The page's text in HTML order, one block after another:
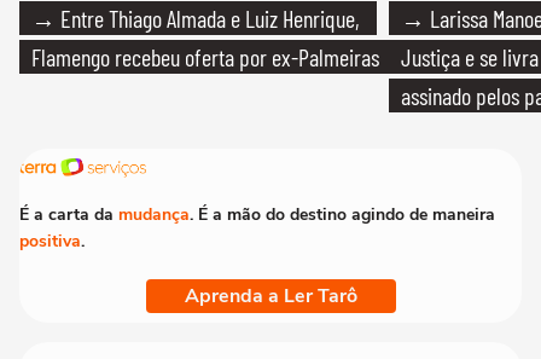
→ Entre Thiago Almada e Luiz Henrique,
Flamengo recebeu oferta por ex-Palmeiras
→ Larissa
Justiça e se
assinado pelos
É a carta da mudança. É a mão do destino agindo de maneira
positiva.
Aprenda a Ler Tarô